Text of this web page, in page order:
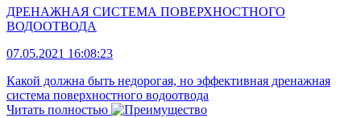
ДРЕНАЖНАЯ СИСТЕМА ПОВЕРХНОСТНОГО
ВОДООТВОДА
07.05.2021 16:08:23
Какой должна быть недорогая, но эффективная дренажная
система поверхностного водоотвода
Читать полностью